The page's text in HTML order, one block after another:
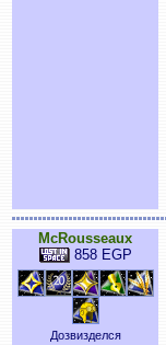
McRousseaux
858 EGP
Дозвизделся